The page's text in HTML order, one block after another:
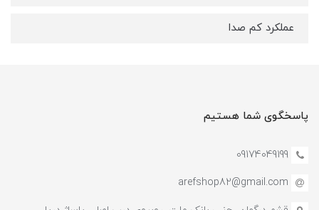
عملکرد کم صدا
پاسخگوی شما هستیم
09174049199
arefshop82@gmail.com